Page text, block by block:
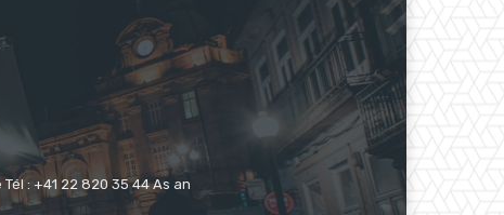
: +41 22 820 35 44 As an